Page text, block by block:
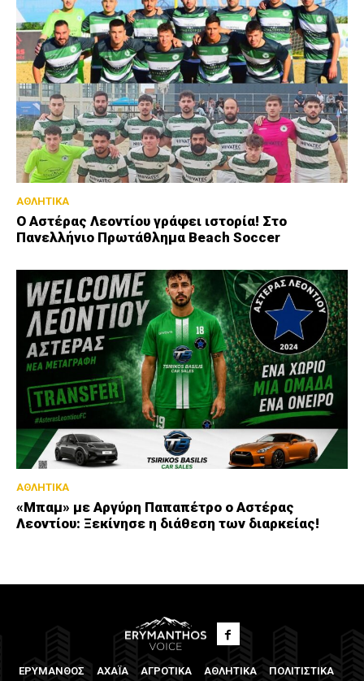
ΑΘΛΗΤΙΚΑ
Ο Αστέρας Λεοντίου γράφει ιστορία! Στο
Πανελλήνιο Πρωτάθλημα Beach Soccer
ΑΘΛΗΤΙΚΑ
«Μπαμ» με Αργύρη Παπαπέτρο ο Αστέρας
Λεοντίου: Ξεκίνησε η διάθεση των διαρκείας!
ΕΡΥΜΑΝΘΟΣ ΑΧΑΪΑ ΑΓΡΟΤΙΚΑ ΑΘΛΗΤΙΚΑ ΠΟΛΙΤΙΣΤΙΚΑ